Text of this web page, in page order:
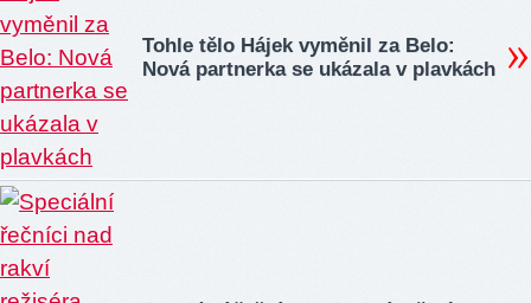
Tohle tělo Hájek vyměnil za Belo:
Nová partnerka se ukázala v plavkách